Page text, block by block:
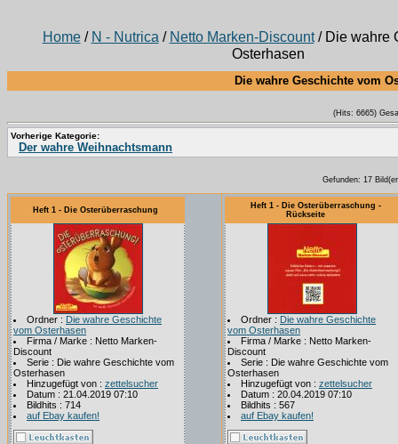
Home/ N - Nutrica / Netto Marken-Discount/ Die wahre
Osterhasen
Die wahre Geschichte vom
(Hits: 6665)
Vorherige Kategorie:
Der wahre Weihnachtsmann
Gefunden: 17
Heft 1 - Die Osterüberraschung
Ordner : Die wahre Geschichte
vom Osterhasen
Firma / Marke : Netto Marken-
Discount
Serie : Die wahre Geschichte vom
Osterhasen
Hinzugefügt von : zettelsucher
Datum : 21.04.2019 07:10
Bildhits : 714
auf Ebay kaufen!
Heft 1 - Die Osterüberraschung -
Rückseite
Ordner : Die wahre Geschichte
vom Osterhasen
Firma / Marke : Netto Marken-
Discount
Serie : Die wahre Geschichte vom
Osterhasen
Hinzugefügt von : zettelsucher
Datum : 20.04.2019 07:10
Bildhits : 567
auf Ebay kaufen!